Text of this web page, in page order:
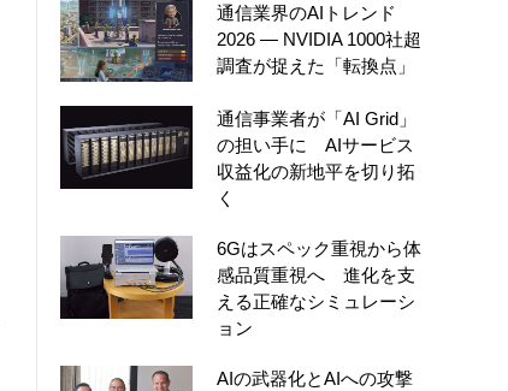
通信業界のAIトレンド
2026 ― NVIDIA 1000社超
調査が捉えた「転換点」
通信事業者が「AI Grid」
の担い手に AIサービス
収益化の新地平を切り拓
く
6Gはスペック重視から体
感品質重視へ 進化を支
える正確なシミュレーシ
ョン
AIの武器化とAIへの攻撃